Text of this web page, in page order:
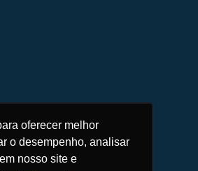
oferecer melhor
o desempenho, analisar
nosso site e
um patrocinador